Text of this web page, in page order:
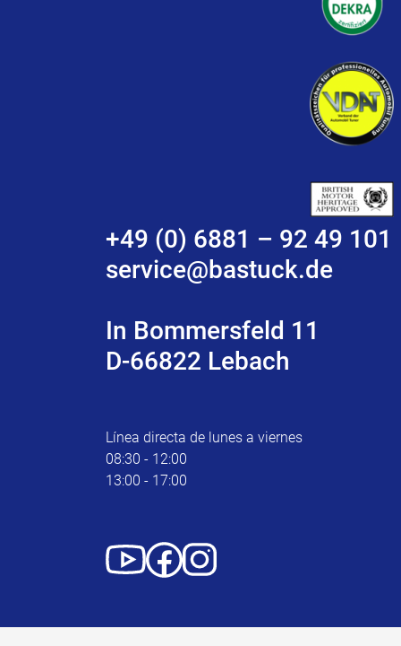
+49 (0) 6881 – 92 49 101
service@bastuck.de
In Bommersfeld 11
D-66822 Lebach
Línea directa de lunes a viernes
08:30 - 12:00
13:00 - 17:00